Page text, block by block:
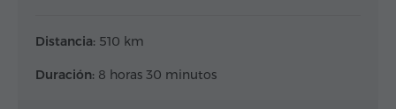
Distancia: 510 km
Duración: 8 horas 30 minutos